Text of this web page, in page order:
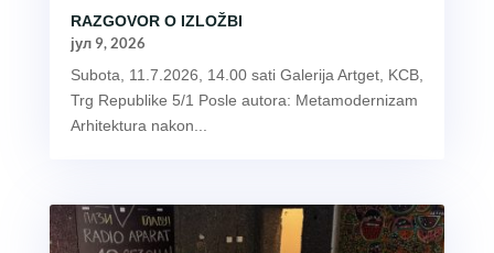
RAZGOVOR O IZLOŽBI
јул 9, 2026
Subota, 11.7.2026, 14.00 sati Galerija Artget, KCB,
Trg Republike 5/1 Posle autora: Metamodernizam
Arhitektura nakon...